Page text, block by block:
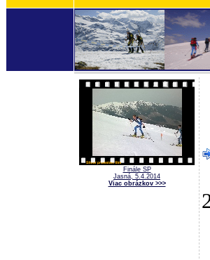
Finále SP
Jasná, 5.4.2014
Viac obrázkov >>>